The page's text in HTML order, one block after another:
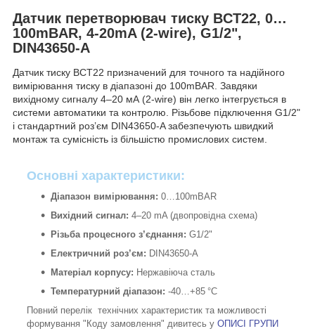
Датчик перетворювач тиску BCT22, 0…
100mBAR, 4-20mA (2-wire), G1/2",
DIN43650-A
Датчик тиску BCT22 призначений для точного та надійного
вимірювання тиску в діапазоні до 100mBAR. Завдяки
вихідному сигналу 4–20 мА (2-wire) він легко інтегрується в
системи автоматики та контролю. Різьбове підключення G1/2"
і стандартний роз’єм DIN43650-A забезпечують швидкий
монтаж та сумісність із більшістю промислових систем.
Основні характеристики:
Діапазон вимірювання: 0…100mBAR
Вихідний сигнал: 4–20 mA (двопровідна схема)
Різьба процесного з’єднання: G1/2"
Електричний роз’єм: DIN43650-A
Матеріал корпусу: Нержавіюча сталь
Температурний діапазон: -40…+85 °C
Повний перелік технічних характеристик та можливості
формування "Коду замовлення" дивитесь у ОПИСІ ГРУПИ